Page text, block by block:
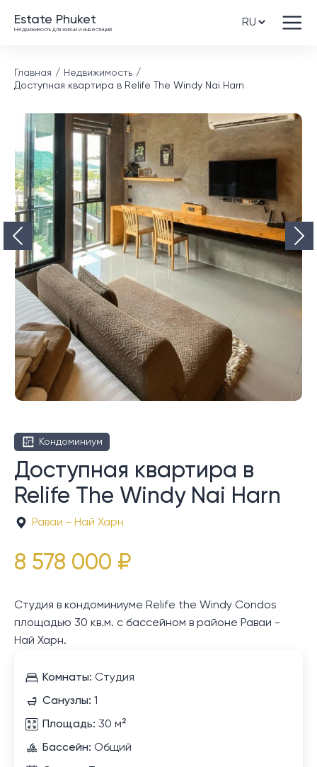
Estate Phuket
Недвижимость для жизни и инвестиций
Главная
Недвижимость
Доступная квартира в Relife The Windy Nai Harn
Кондоминиум
Доступная квартира в
Relife The Windy Nai Harn
Раваи - Най Харн
8 578 000 ₽
Студия в кондоминиуме Relife the Windy Condos
площадью 30 кв.м. с бассейном в районе Раваи -
Най Харн.
Комнаты: Студия
Санузлы: 1
Площадь: 30 м²
Бассейн: Общий